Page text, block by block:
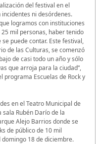
del festival en el
ni desórdenes.
logramos con instituciones
mil personas, haber tenido
puede contar. Este festival,
de las Culturas, se comenzó
de casi todo un año y sólo
que arroja para la ciudad”,
programa Escuelas de Rock y
en el Teatro Municipal de
sala Rubén Darío de la
Alejo Barrios donde se
de público de 10 mil
18 de diciembre.